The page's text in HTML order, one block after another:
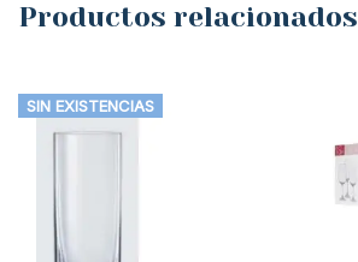
Productos relacionados
SIN EXISTENCIAS